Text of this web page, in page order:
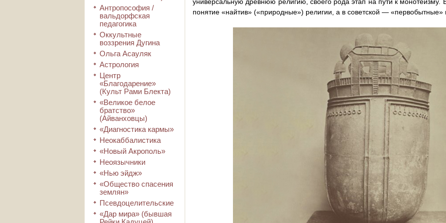
Антропософия /
вальдорфская
педагогика
Оккультные
воззрения Дугина
Ольга Асауляк
Астрология
Центр
«Благодарение»
(Культ Рами Блекта)
«Великое белое
братство»
(Айванховцы)
«Диагностика кармы»
Неокаббалистика
«Новый Акрополь»
Неоязычники
«Нью эйдж»
«Общество спасения
землян»
Псевдоцелительские
«Дар мира» (бывшая
понятие «найтив» («природные») религии, а в советской — «первобытные»